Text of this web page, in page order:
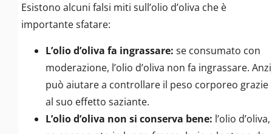
Esistono alcuni falsi miti sull’olio d’oliva che è
importante sfatare:
L’olio d’oliva fa ingrassare: se consumato con
moderazione, l’olio d’oliva non fa ingrassare.
può aiutare a controllare il peso corporeo grazie
al suo effetto saziante.
L’olio d’oliva non si conserva bene: l’olio d’oliva,